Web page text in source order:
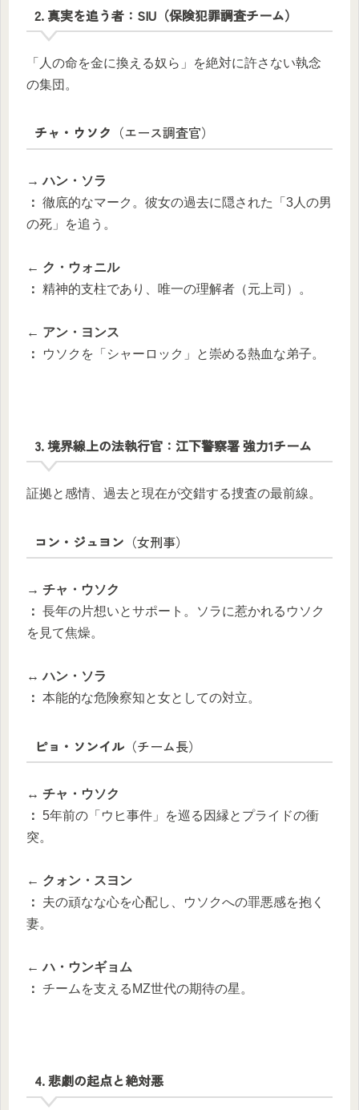
2. 真実を追う者：SIU（保険犯罪調査チーム）
「人の命を金に換える奴ら」を絶対に許さない執念
の集団。
チャ・ウソク （エース調査官）
→ ハン・ソラ
： 徹底的なマーク。彼女の過去に隠された「3人の男
の死」を追う。
← ク・ウォニル
： 精神的支柱であり、唯一の理解者（元上司）。
← アン・ヨンス
：
ウソクを「シャーロック」と崇める熱血な弟子。
3. 境界線上の法執行官：江下警察署 強力1チーム
証拠と感情、過去と現在が交錯する捜査の最前線。
コン・ジュヨン （女刑事）
→ チャ・ウソク
： 長年の片想いとサポート。ソラに惹かれるウソク
を見て焦燥。
↔ ハン・ソラ
： 本能的な危険察知と女としての対立。
ピョ・ソンイル（チーム長）
↔ チャ・ウソク
： 5年前の「ウヒ事件」を巡る因縁とプライドの衝
突。
← クォン・スヨン
：
夫の頑なな心を心配し、ウソクへの罪悪感を抱く
妻。
← ハ・ウンギョム
： チームを支えるMZ世代の期待の星。
4. 悲劇の起点と絶対悪